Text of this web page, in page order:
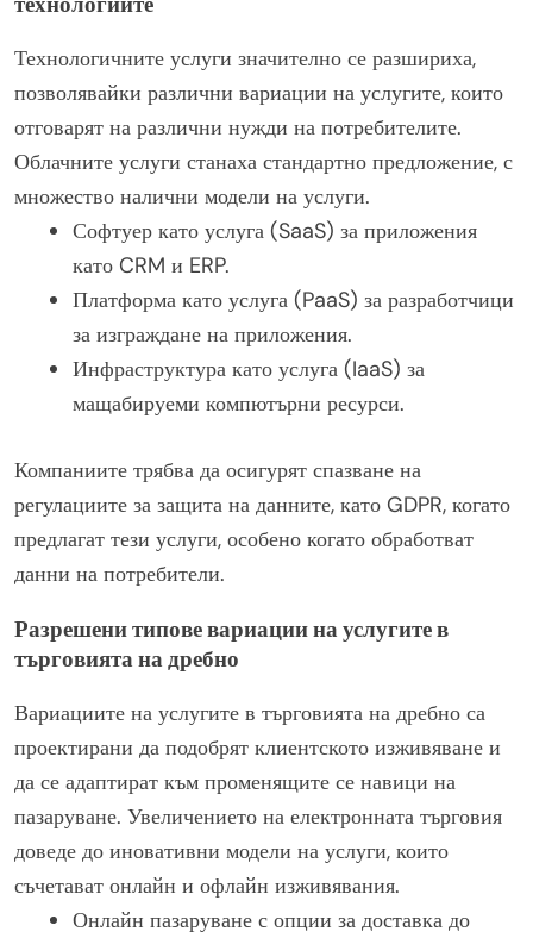
Технологичните услуги значително се разшириха,
позволявайки различни вариации на услугите, които
отговарят на различни нужди на потребителите.
Облачните услуги станаха стандартно предложение, с
множество налични модели на услуги.
Софтуер като услуга (SaaS) за приложения
като CRM и ERP.
Платформа като услуга (PaaS) за разработчици
за изграждане на приложения.
Инфраструктура като услуга (IaaS) за
мащабируеми компютърни ресурси.
Компаниите трябва да осигурят спазване на
регулациите за защита на данните, като GDPR, когато
предлагат тези услуги, особено когато обработват
данни на потребители.
Разрешени типове вариации на услугите в
търговията на дребно
Вариациите на услугите в търговията на дребно са
проектирани да подобрят клиентското изживяване и
да се адаптират към променящите се навици на
пазаруване. Увеличението на електронната търговия
доведе до иновативни модели на услуги, които
съчетават онлайн и офлайн изживявания.
Онлайн пазаруване с опции за доставка до